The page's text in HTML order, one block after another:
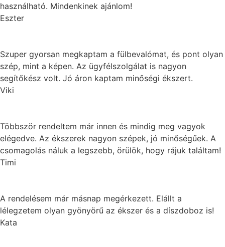
használható. Mindenkinek ajánlom!
Eszter
Szuper gyorsan megkaptam a fülbevalómat, és pont olyan
szép, mint a képen. Az ügyfélszolgálat is nagyon
segítőkész volt. Jó áron kaptam minőségi ékszert.
Viki
Többször rendeltem már innen és mindig meg vagyok
elégedve. Az ékszerek nagyon szépek, jó minőségűek. A
csomagolás náluk a legszebb, örülök, hogy rájuk találtam!
Timi
A rendelésem már másnap megérkezett. Elállt a
lélegzetem olyan gyönyörű az ékszer és a díszdoboz is!
Kata